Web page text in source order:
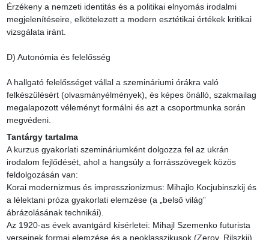
Érzékeny a nemzeti identitás és a politikai elnyomás irodalmi
megjelenítéseire, elkötelezett a modern esztétikai értékek kritikai
vizsgálata iránt.
D) Autonómia és felelősség
A hallgató felelősséget vállal a szemináriumi órákra való
felkészülésért (olvasmányélmények), és képes önálló, szakmailag
megalapozott véleményt formálni és azt a csoportmunka során
megvédeni.
Tantárgy tartalma
A kurzus gyakorlati szemináriumként dolgozza fel az ukrán
irodalom fejlődését, ahol a hangsúly a forrásszövegek közös
feldolgozásán van:
Korai modernizmus és impresszionizmus: Mihajlo Kocjubinszkij és
a lélektani próza gyakorlati elemzése (a „belső világ”
ábrázolásának technikái).
Az 1920-as évek avantgárd kísérletei: Mihajl Szemenko futurista
verseinek formai elemzése és a neoklasszikusok (Zerov, Rilszkij)